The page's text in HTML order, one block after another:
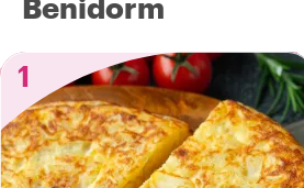
Benidorm
1